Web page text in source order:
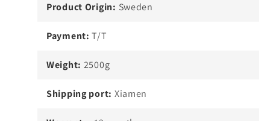
Product Origin: Sweden
Payment: T/T
Weight: 2500g
Shipping port: Xiamen